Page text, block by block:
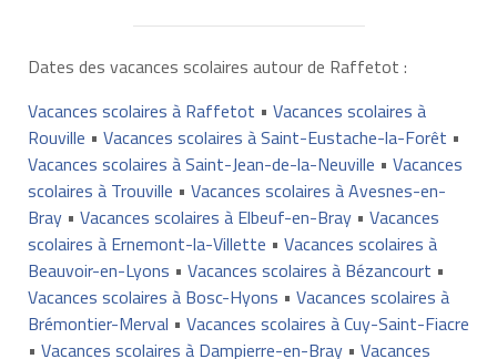
Dates des vacances scolaires autour de Raffetot :
Vacances scolaires à Raffetot • Vacances scolaires à
Rouville • Vacances scolaires à Saint-Eustache-la-Forêt •
Vacances scolaires à Saint-Jean-de-la-Neuville • Vacances
scolaires à Trouville • Vacances scolaires à Avesnes-en-
Bray• Vacances scolaires à Elbeuf-en-Bray• Vacances
scolaires à Ernemont-la-Villette • Vacances scolaires à
Beauvoir-en-Lyons • Vacances scolaires à Bézancourt •
Vacances scolaires à Bosc-Hyons • Vacances scolaires à
Brémontier-Merval • Vacances scolaires à Cuy-Saint-Fiacre
• Vacances scolaires à Dampierre-en-Bray• Vacances